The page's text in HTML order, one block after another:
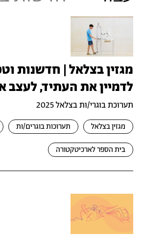
מגזין בצלאל | חדשנות
לדמיין את העתיד, לעצב
תערוכת בוגרי/ות בצלאל 2025
מגזין בצלאל תערוכות בוגרים/ות
בית הספר לארכיטקטורה